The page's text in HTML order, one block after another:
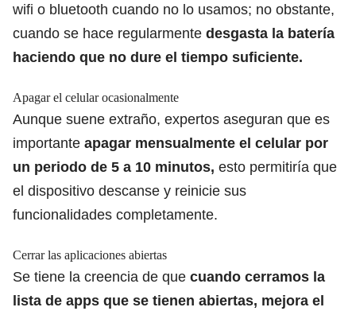
wifi o bluetooth cuando no lo usamos; no obstante,
cuando se hace regularmente desgasta la batería
haciendo que no dure el tiempo suficiente.
Apagar el celular ocasionalmente
Aunque suene extraño, expertos aseguran que es
importante apagar mensualmente el celular por
un periodo de 5 a 10 minutos, esto permitiría que
el dispositivo descanse y reinicie sus
funcionalidades completamente.
Cerrar las aplicaciones abiertas
Se tiene la creencia de que cuando cerramos la
lista de apps que se tienen abiertas, mejora el